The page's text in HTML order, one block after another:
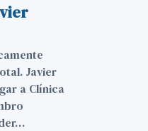
Javier
a Clínica